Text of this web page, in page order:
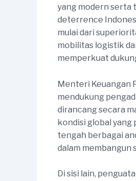
yang modern serta
deterrence
mulai dari
mobilitas logistik
memperkuat
Menteri Keuangan
mendukung
dirancang secara
kondisi global
tengah berbagai
dalam membangun
Di sisi lain,